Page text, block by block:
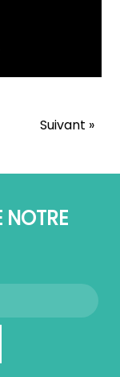
Suivant »
NOTRE